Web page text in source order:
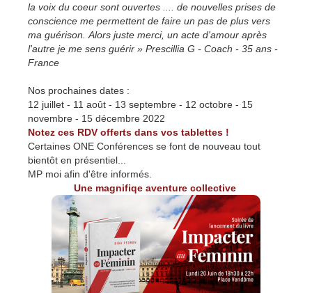
la voix du coeur sont ouvertes .... de nouvelles prises de
conscience me permettent de faire un pas de plus vers
ma guérison. Alors juste merci, un acte d'amour après
l'autre je me sens guérir » Prescillia G - Coach - 35 ans -
France
Nos prochaines dates :
12 juillet - 11 août - 13 septembre - 12 octobre - 15
novembre - 15 décembre 2022
Notez ces RDV offerts dans vos tablettes !
Certaines ONE Conférences se font de nouveau tout
bientôt en présentiel...
MP moi afin d'être informés.
Une magnifiqe aventure collective